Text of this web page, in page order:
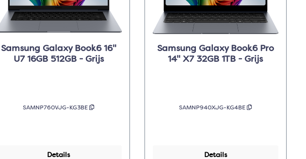
Samsung Galaxy Book6 16"
U7 16GB 512GB - Grijs
SAMNP760VJG-KG3BE
Details
Samsung Galaxy Book6 Pro
14" X7 32GB 1TB - Grijs
SAMNP940XJG-KG4BE
Details